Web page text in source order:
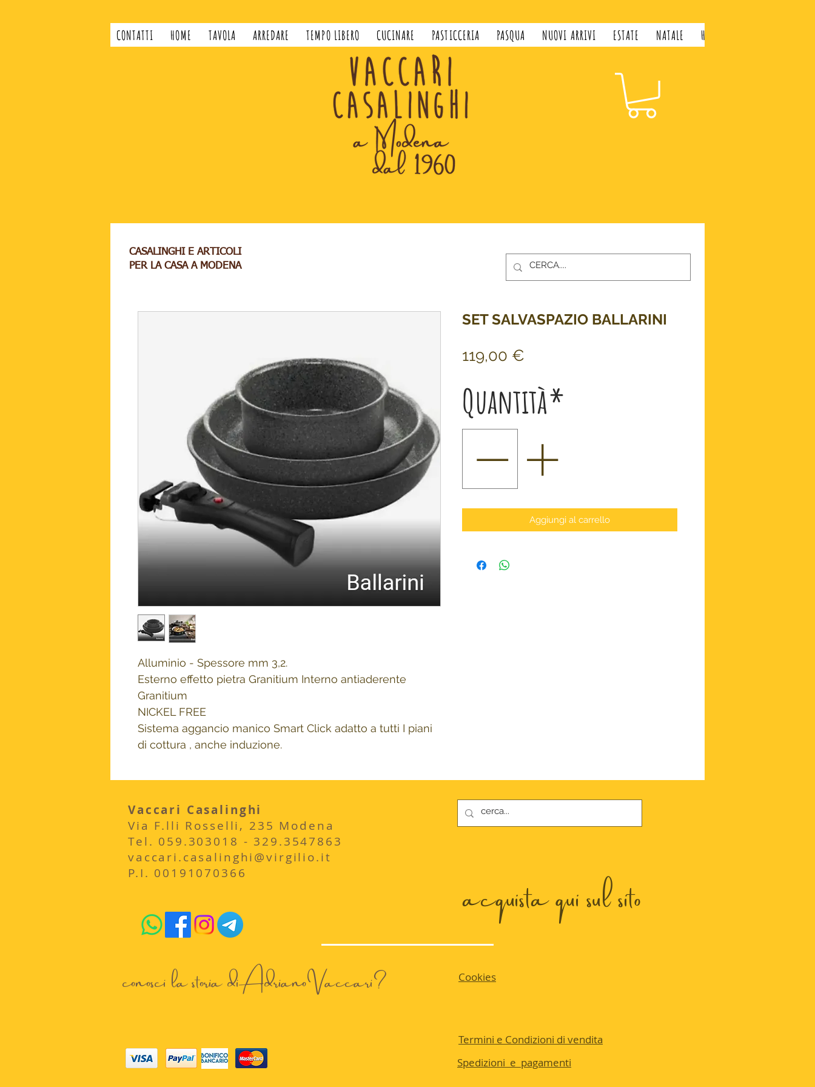
CONTATTI HOME TAVOLA ARREDARE TEMPO LIBERO CUCINARE PASTICCERIA PASQUA NUOVI ARRIVI ESTATE NATALE H&H LIFESTYLE
CASALINGHI E ARTICOLI
PER LA CASA A MODENA
Alluminio - Spessore mm 3,2.
Esterno effetto pietra Granitium Interno antiaderente
Granitium
NICKEL FREE
Sistema aggancio manico Smart Click adatto a tutti I piani
di cottura , anche induzione.
SET SALVASPAZIO BALLARINI
119,00 €
Quantità*
Aggiungi al carrello
Vaccari Casalinghi
Via F.lli Rosselli, 235 Modena
​Tel. 059.303018 - 329.3547863
vaccari.casalinghi@virgilio.it
P.I. 00191070366
acquista qui sul sito
conosci la storia di AdrianoVaccari? Cookies
Termini e Condizioni di vendita
Spedizioni e pagamenti